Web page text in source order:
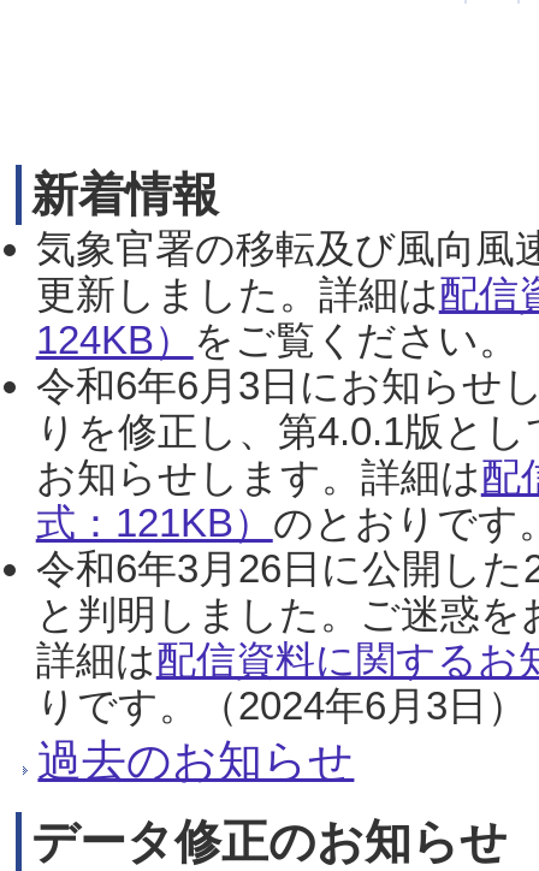
新着情報
気象官署の移転及び風向風
更新しました。詳細は配信
124KB） をご覧ください。
令和6年6月3日にお知らせ
りを修正し、第4.0.1版と
お知らせします。詳細は配
式：121KB） のとおりです
令和6年3月26日に公開し
と判明しました。ご迷惑
詳細は配信資料に関するお
りです。（2024年6月3日）
過去のお知らせ
データ修正のお知らせ